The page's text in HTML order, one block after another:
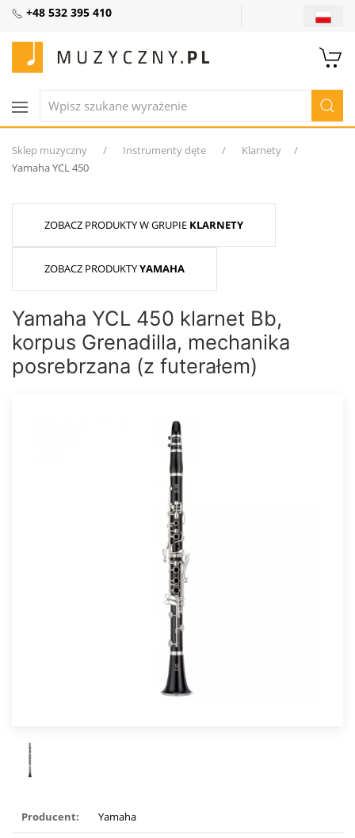
+48 532 395 410
Sklep muzyczny Instrumenty dęte
Klarnety
Yamaha YCL 450
ZOBACZ PRODUKTY W GRUPIE KLARNETY
ZOBACZ PRODUKTYYAMAHA
Yamaha YCL 450 klarnet Bb,
korpus Grenadilla, mechanika
posrebrzana (z futerałem)
Producent: Yamaha